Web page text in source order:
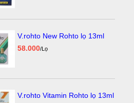
V.rohto New Rohto lọ 13ml
58.000/Lọ
V.rohto Vitamin Rohto lọ 13ml